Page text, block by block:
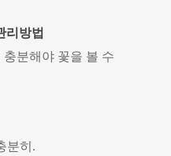
리방법
충분해야 꽃을 볼 수
분히.